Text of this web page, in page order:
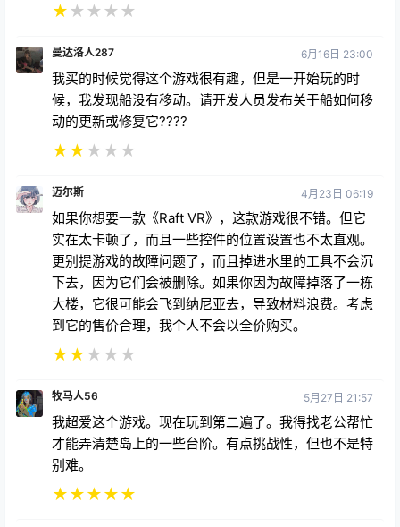
★★ ★ ★ ★
曼达洛人287 6月16日 23:00
我买的时候觉得这个游戏很有趣，但是一开始玩的时
候，我发现船没有移动。请开发人员发布关于船如何移
动的更新或修复它????
★★★ ★ ★
迈尔斯 4月23日 06:19
如果你想要一款《Raft VR》，这款游戏很不错。但它
实在太卡顿了，而且一些控件的位置设置也不太直观。
更别提游戏的故障问题了，而且掉进水里的工具不会沉
下去，因为它们会被删除。如果你因为故障掉落了一栋
大楼，它很可能会飞到纳尼亚去，导致材料浪费。考虑
到它的售价合理，我个人不会以全价购买。
★★★ ★ ★
牧马人56 5月27日 21:57
我超爱这个游戏。现在玩到第二遍了。我得找老公帮忙
才能弄清楚岛上的一些台阶。有点挑战性，但也不是特
别难。
★★★★★